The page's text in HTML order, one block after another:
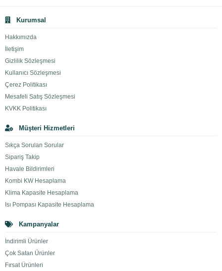
Kurumsal
Hakkımızda
İletişim
Gizlilik Sözleşmesi
Kullanıcı Sözleşmesi
Çerez Politikası
Mesafeli Satış Sözleşmesi
KVKK Politikası
Müşteri Hizmetleri
Sıkça Sorulan Sorular
Sipariş Takip
Havale Bildirimleri
Kombi KW Hesaplama
Klima Kapasite Hesaplama
Isı Pompası Kapasite Hesaplama
Kampanyalar
İndirimli Ürünler
Çok Satan Ürünler
Fırsat Ürünleri